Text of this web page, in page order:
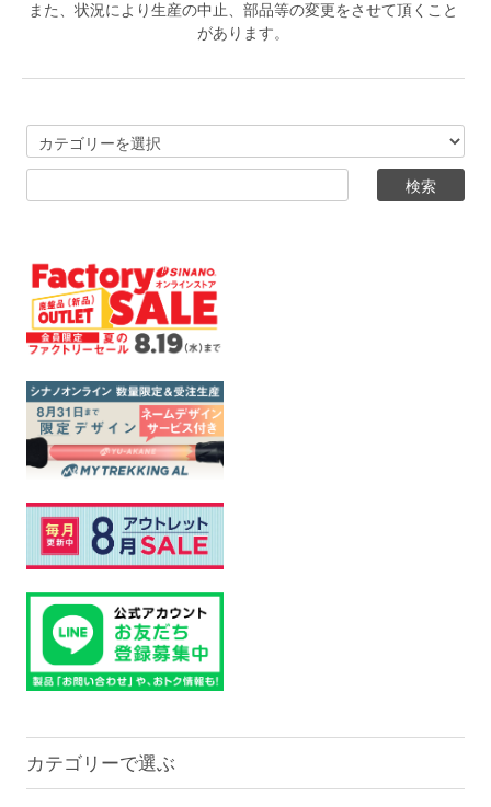
また、状況により生産の中止、部品等の変更をさせて頂くこと
があります。
カテゴリーで選ぶ